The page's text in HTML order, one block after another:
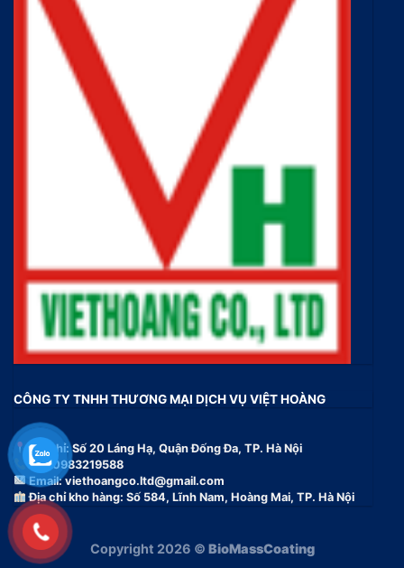
CÔNG TY TNHH THƯƠNG MẠI DỊCH VỤ VIỆT HOÀNG
Địa chỉ: Số 20 Láng Hạ, Quận Đống Đa, TP. Hà Nội
Tel: 0983219588
Email:viethoangco.ltd@gmail.com
Địa chỉ kho hàng: Số 584, Lĩnh Nam, Hoàng Mai, TP. Hà Nội
Copyright 2026 © BioMassCoating